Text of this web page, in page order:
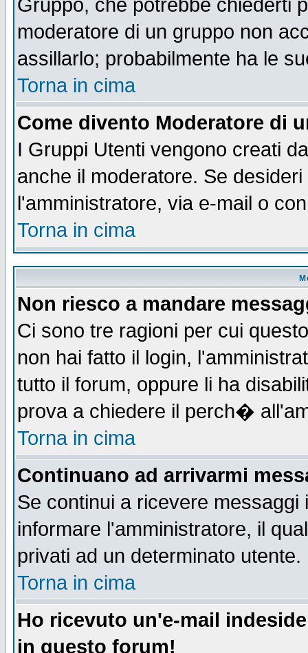
Gruppo, che potrebbe chiederti
moderatore di un gruppo non
assillarlo; probabilmente ha le
Torna in cima
Come divento Moderatore di
I Gruppi Utenti vengono creati
anche il moderatore. Se
l'amministratore, via e-mail o
Torna in cima
Non riesco a mandare
Ci sono tre ragioni per cui
non hai fatto il login,
tutto il forum, oppure li ha
prova a chiedere il perch�
Torna in cima
Continuano ad arrivarmi
Se continui a ricevere
informare l'amministratore, il
privati ad un determinato utente.
Torna in cima
Ho ricevuto un'e-mail
in questo forum!